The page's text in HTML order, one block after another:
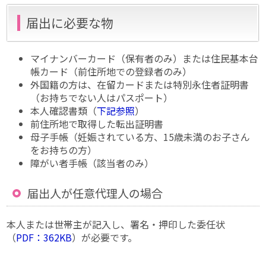
届出に必要な物
マイナンバーカード（保有者のみ）または住民基本台
帳カード（前住所地での登録者のみ）
外国籍の方は、在留カードまたは特別永住者証明書
（お持ちでない人はパスポート）
本人確認書類（下記参照）
前住所地で取得した転出証明書
母子手帳（妊娠されている方、15歳未満のお子さん
をお持ちの方）
障がい者手帳（該当者のみ）
届出人が任意代理人の場合
本人または世帯主が記入し、署名・押印した委任状
（PDF：362KB）が必要です。